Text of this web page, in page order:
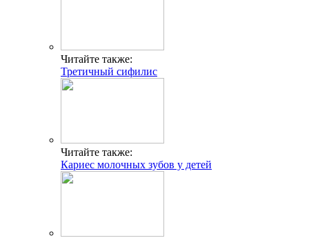
Читайте также:
Третичный сифилис
Читайте также:
Кариес молочных зубов у детей